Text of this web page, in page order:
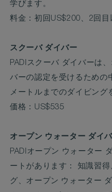
学びます。
料金：初回US$200、2回目
スクーバ ダイバー
PADIスクーバ ダイバーは
バーの認定を受けるための
メートルまでのダイビング
価格：US$535
オープン ウォーター ダイ
PADIオープン ウォーター
ートがあります： 知識習
グ、オープン ウォーター